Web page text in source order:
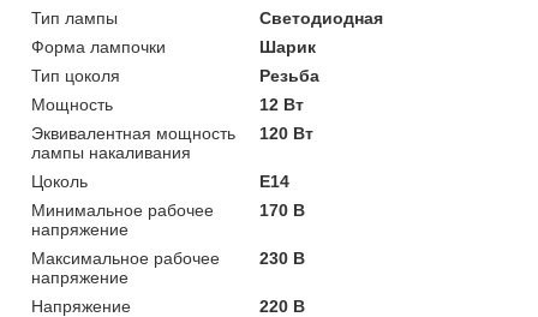
Тип лампы
Светодиодная
Форма лампочки
Шарик
Тип цоколя
Резьба
Мощность
12 Вт
Эквивалентная мощность
лампы накаливания
120 Вт
Цоколь
E14
Минимальное рабочее
напряжение
170 В
Максимальное рабочее
напряжение
230 В
Напряжение
220 В